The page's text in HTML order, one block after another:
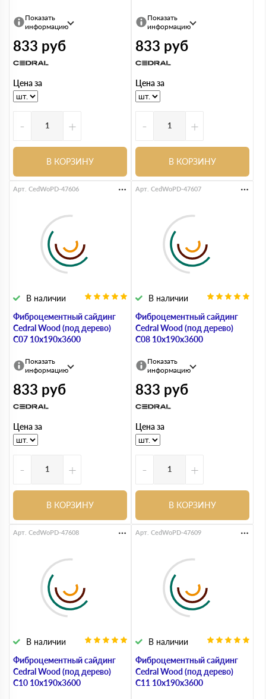
Показать
информацию
833 руб
Цена за
- +
В КОРЗИНУ
Показать
информацию
833 руб
Цена за
- +
В КОРЗИНУ
Фиброцементный сайдинг
Cedral Wood (под дерево)
С07 10х190х3600
В наличии
Арт. CedWoPD-47606
Показать
информацию
833 руб
Цена за
- +
В КОРЗИНУ
Фиброцементный сайдинг
Cedral Wood (под дерево)
С08 10х190х3600
В наличии
Арт. CedWoPD-47607
Показать
информацию
833 руб
Цена за
- +
В КОРЗИНУ
Фиброцементный сайдинг
Cedral Wood (под дерево)
С10 10х190х3600
В наличии
Арт. CedWoPD-47608
Фиброцементный сайдинг
Cedral Wood (под дерево)
С11 10х190х3600
В наличии
Арт. CedWoPD-47609